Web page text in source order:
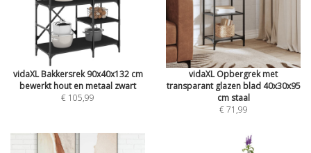
vidaXL Bakkersrek 90x40x132 cm
bewerkt hout en metaal zwart
€ 105,99
vidaXL Opbergrek met
transparant glazen blad 40x30x95
cm staal
€ 71,99